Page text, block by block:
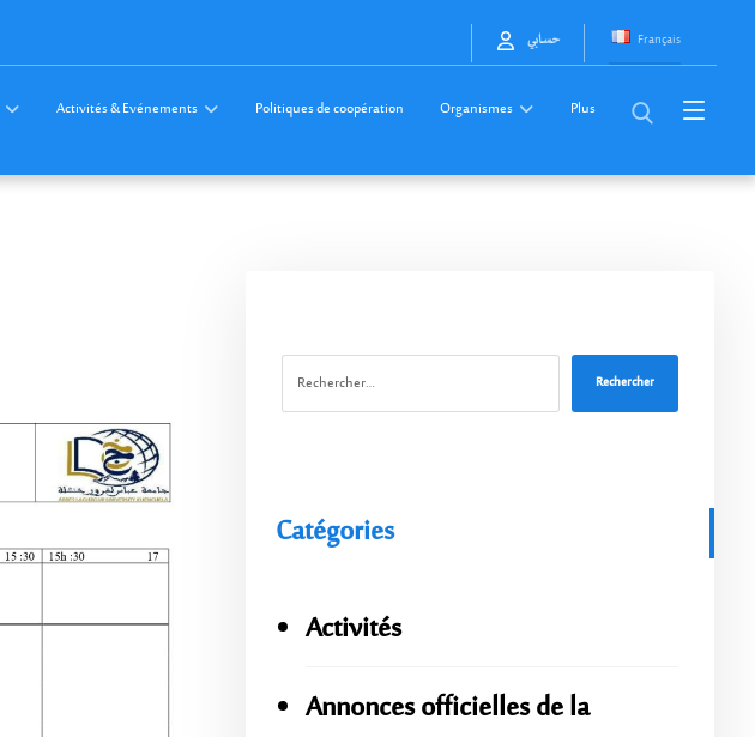
Français حسابي
Activités & Evénements Politiques de coopération Organismes Plus
Rechercher
Catégories
Activités
Annonces officielles de la